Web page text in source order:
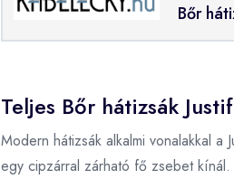
Bőr
Teljes Bőr hátizsák
Modern hátizsák alkalmi vonalakkal a
egy cipzárral zárható fő zsebet